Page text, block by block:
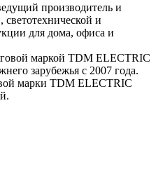
производитель и
светотехнической и
для дома, офиса и
маркой TDM ELECTRIC
зарубежья с 2007 года.
марки TDM ЕLECTRIC